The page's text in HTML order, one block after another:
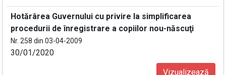
Hotărârea Guvernului cu privire la simplificarea
procedurii de înregistrare a copiilor nou-născuţi
Nr. 258 din 03-04-2009
30/01/2020
Vizualizează